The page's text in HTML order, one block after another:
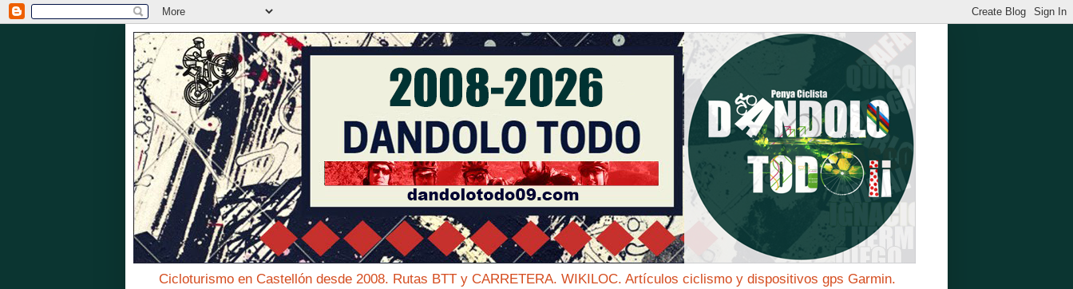
Cicloturismo en Castellón desde 2008. Rutas BTT y CARRETERA. WIKILOC. Artículos ciclismo y dispositivos gps Garmin.